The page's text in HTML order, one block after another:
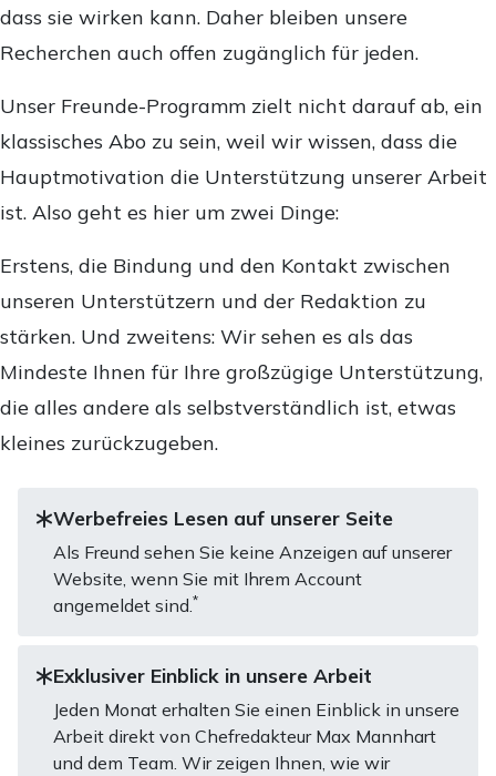
dass sie wirken kann. Daher bleiben unsere
Recherchen auch offen zugänglich für jeden.
Unser Freunde-Programm zielt nicht darauf ab, ein
klassisches Abo zu sein, weil wir wissen, dass die
Hauptmotivation die Unterstützung unserer Arbeit
ist. Also geht es hier um zwei Dinge:
Erstens, die Bindung und den Kontakt zwischen
unseren Unterstützern und der Redaktion zu
stärken. Und zweitens: Wir sehen es als das
Mindeste Ihnen für Ihre großzügige Unterstützung,
die alles andere als selbstverständlich ist, etwas
kleines zurückzugeben.
Werbefreies Lesen auf unserer Seite
Als Freund sehen Sie keine Anzeigen auf unserer
Website, wenn Sie mit Ihrem Account
angemeldet sind.*
Exklusiver Einblick in unsere Arbeit
Jeden Monat erhalten Sie einen Einblick in unsere
Arbeit direkt von Chefredakteur Max Mannhart
und dem Team. Wir zeigen Ihnen, wie wir